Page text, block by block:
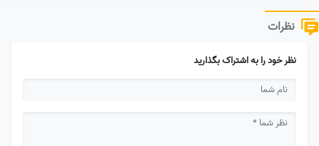
نظرات
نظر خود را به اشتراک بگذارید